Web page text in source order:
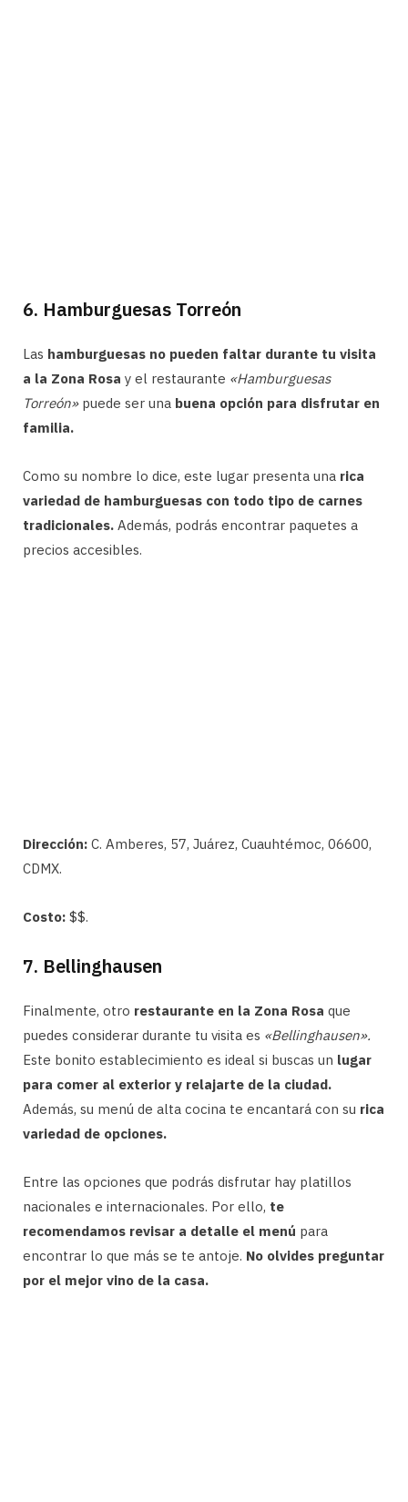
6. Hamburguesas Torreón
Las hamburguesas no pueden faltar durante tu visita
a la Zona Rosa y el restaurante «Hamburguesas
Torreón»puede ser una buena opción para disfrutar en
familia.
Como su nombre lo dice, este lugar presenta una rica
variedad de hamburguesas con todo tipo de carnes
tradicionales. Además, podrás encontrar paquetes a
precios accesibles.
Dirección: C. Amberes, 57, Juárez, Cuauhtémoc, 06600,
CDMX.
Costo: $$.
7. Bellinghausen
Finalmente, otro restaurante en la Zona Rosa que
puedes considerar durante tu visita es «Bellinghausen».
Este bonito establecimiento es ideal si buscas un lugar
para comer al exterior y relajarte de la ciudad.
Además, su menú de alta cocina te encantará con su rica
variedad de opciones.
Entre las opciones que podrás disfrutar hay platillos
nacionales e internacionales. Por ello, te
recomendamos revisar a detalle el menú para
encontrar lo que más se te antoje. No olvides preguntar
por el mejor vino de la casa.